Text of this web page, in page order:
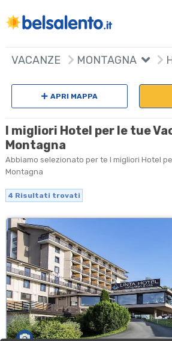
VACANZE MONTAGNA
APRI MAPPA
I migliori Hotel per le tue
Montagna
Abbiamo selezionato per te I migliori Hotel
Montagna
4 Risultati trovati
+